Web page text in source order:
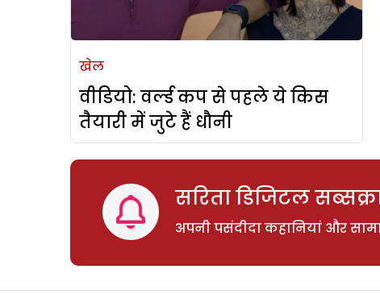
खेल
वीडियो: वर्ल्ड कप से पहले ये किस
तैयारी में जुटे हैं धौनी
सरिता डिजिटल
अपनी पसंदीदा कहानियां और